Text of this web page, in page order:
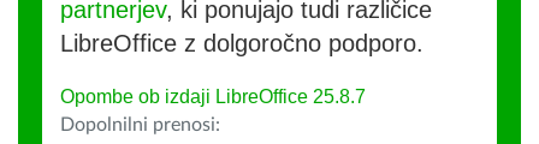
partnerjev, ki ponujajo tudi različice
LibreOffice z dolgoročno podporo.
Opombe ob izdaji LibreOffice 25.8.7
Dopolnilni prenosi: